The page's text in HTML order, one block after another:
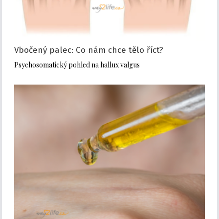
Vbočený palec: Co nám chce tělo říct?
Psychosomatický pohled na hallux valgus